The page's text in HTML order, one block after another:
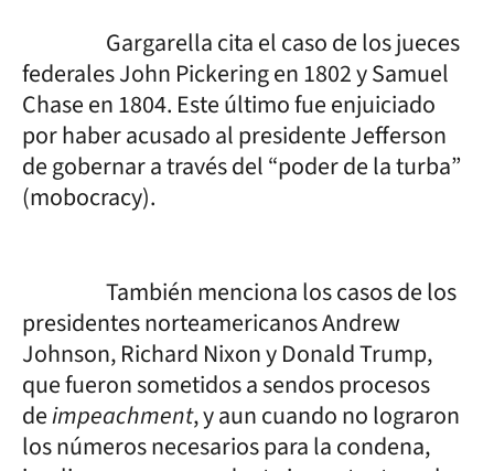
Gargarella cita el caso de los jueces
federales John Pickering en 1802 y Samuel
Chase en 1804. Este último fue enjuiciado
por haber acusado al presidente Jefferson
de gobernar a través del “poder de la turba”
(mobocracy).
También menciona los casos de los
presidentes norteamericanos Andrew
Johnson, Richard Nixon y Donald Trump,
que fueron sometidos a sendos procesos
deimpeachment, y aun cuando no lograron
los números necesarios para la condena,